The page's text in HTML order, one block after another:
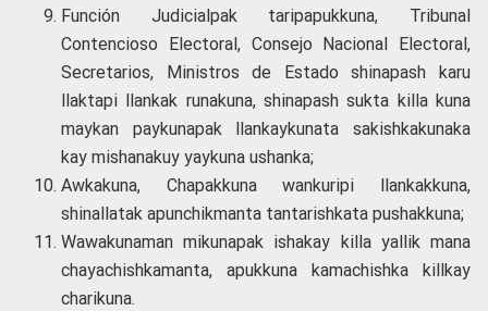
Función Judicialpak taripapukkuna, Tribunal
Contencioso Electoral, Consejo Nacional Electoral,
Secretarios, Ministros de Estado shinapash karu
llaktapi llankak runakuna, shinapash sukta killa kuna
maykan paykunapak llankaykunata sakishkakunaka
kay mishanakuy yaykuna ushanka;
Awkakuna, Chapakkuna wankuripi llankakkuna,
shinallatak apunchikmanta tantarishkata pushakkuna;
Wawakunaman mikunapak ishakay killa yallik mana
chayachishkamanta, apukkuna kamachishka killkay
charikuna.